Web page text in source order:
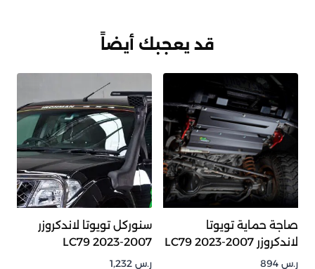
قد يعجبك أيضاً
صاجة حماية تويوتا
لاندكروزر 2007-2023 LC79
ر.س
سنوركل تويوتا لاندكروزر
2007-2023 LC79
ر.س